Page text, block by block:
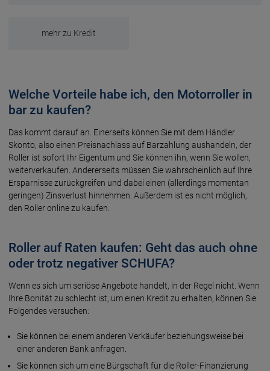
mehr zu Kredit
Welche Vorteile habe ich, den Motorroller in
bar zu kaufen?
Das kommt darauf an. Einerseits können Sie mit dem Händler
Skonto, also einen Preisnachlass auf Barzahlung aushandeln, der
Roller ist sofort Ihr Eigentum und Sie können ihn, wenn Sie wollen,
weiterverkaufen. Andererseits müssen Sie wahrscheinlich auf Ihre
Ersparnisse zurückgreifen und dabei einen (allerdings momentan
geringen) Zinsverlust hinnehmen. Außerdem ist es nicht möglich,
den Roller online zu kaufen.
Roller auf Raten kaufen: Geht das auch ohne
oder trotz negativer SCHUFA?
Wenn es sich um seriöse Angebote handelt, in der Regel nicht. Wenn
Ihre Bonität zu schlecht ist, um einen Kredit zu erhalten, können Sie
Folgendes versuchen:
Sie können bei einem anderen Verkäufer beziehungsweise bei
einer anderen Bank anfragen.
Sie können sich um eine Bürgschaft für die Roller-Finanzierung